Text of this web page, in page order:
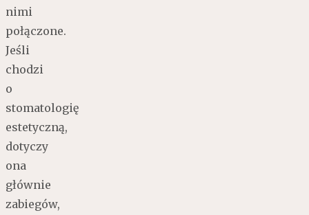
nimi
połączone.
Jeśli
chodzi
o
stomatologię
estetyczną,
dotyczy
ona
głównie
zabiegów,